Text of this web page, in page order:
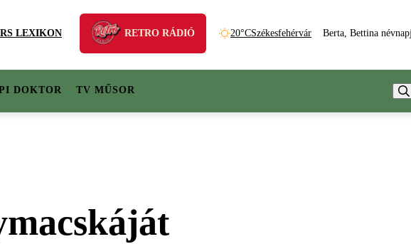
LEXIKON RETRO RÁDIÓ 20°CSzékesfehérvár Berta, Bettina
DOKTOR TV MŰSOR